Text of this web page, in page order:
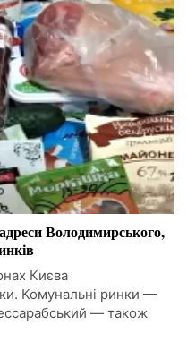
Володимирського,
Києва
Комунальні ринки —
— також